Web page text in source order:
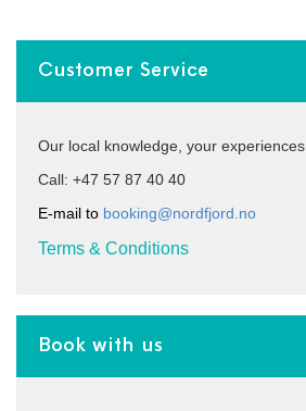
Customer Service
Our local knowledge, your experiences.
Call: +47 57 87 40 40
E-mail to booking@nordfjord.no
Terms & Conditions
Book with us